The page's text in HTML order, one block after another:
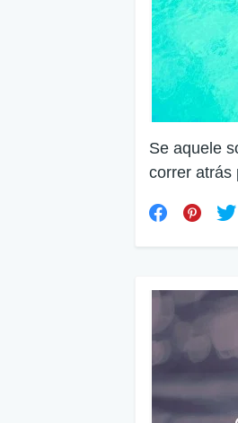
Se aquele
correr atrás